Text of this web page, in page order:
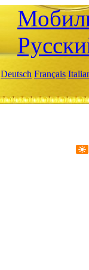
Deutsch Français